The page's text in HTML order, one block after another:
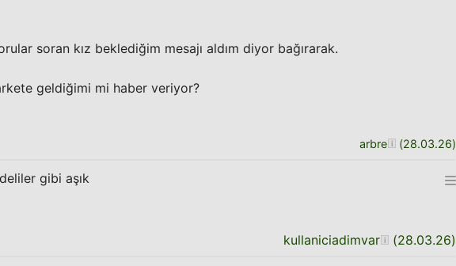
soran kız beklediğim mesajı aldım diyor bağırarak.
geldiğimi mi haber veriyor?
arbre (28.03.26)
gibi aşık
kullaniciadimvar (28.03.26)